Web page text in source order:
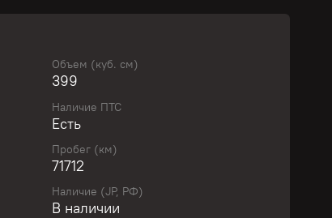
и стоимости мотоцикла.
у нашего менеджера!
предложение уже сегодня!
Объем (куб. см)
399
Наличие ПТС
Есть
Пробег (км)
71712
Наличие (JP, РФ)
В наличии